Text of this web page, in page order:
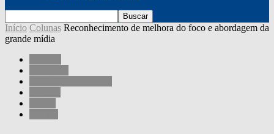
Início Colunas Reconhecimento de melhora do foco e abordagem da
grande mídia